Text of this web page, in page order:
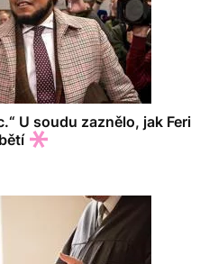
U soudu zaznělo, jak Feri